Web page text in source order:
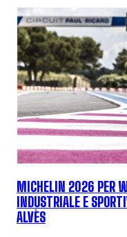
MICHELIN 2026 PER
INDUSTRIALE E
ALVÈS